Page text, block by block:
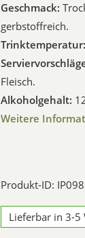
Geschmack:
gerbstoffreich.
Trinktemperatur:
Fleisch.
Alkoholgehalt:
Weitere
Produkt-ID: IP098
Lieferbar in 3-5